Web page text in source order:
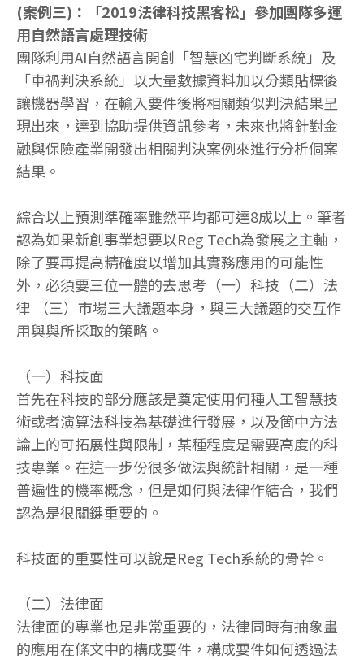
(案例三)：「2019法律科技黑客松」參加團隊多運
用自然語言處理技術
團隊利用AI自然語言開創「智慧凶宅判斷系統」及
「車禍判決系統」以大量數據資料加以分類貼標後
讓機器學習，在輸入要件後將相關類似判決結果呈
現出來，達到協助提供資訊參考，未來也將針對金
融與保險產業開發出相關判決案例來進行分析個案
結果。
綜合以上預測準確率雖然平均都可達8成以上。筆者
認為如果新創事業想要以Reg Tech為發展之主軸，
除了要再提高精確度以增加其實務應用的可能性
外，必須要三位一體的去思考（一）科技（二）法
律 （三）市場三大議題本身，與三大議題的交互作
用與與所採取的策略。
（一）科技面
首先在科技的部分應該是奠定使用何種人工智慧技
術或者演算法科技為基礎進行發展，以及箇中方法
論上的可拓展性與限制，某種程度是需要高度的科
技專業。在這一步份很多做法與統計相關，是一種
普遍性的機率概念，但是如何與法律作結合，我們
認為是很關鍵重要的。
科技面的重要性可以說是Reg Tech系統的骨幹。
（二）法律面
法律面的專業也是非常重要的，法律同時有抽象畫
的應用在條文中的構成要件，構成要件如何透過法